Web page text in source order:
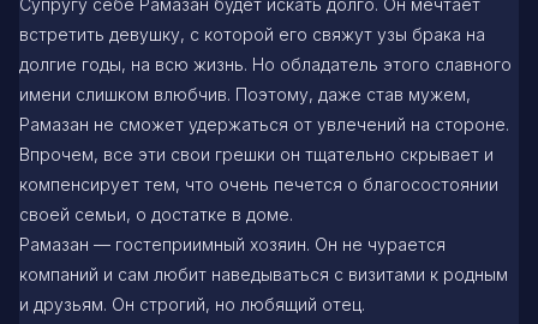
Супругу себе Рамазан будет искать долго. Он мечтает
встретить девушку, с которой его свяжут узы брака на
долгие годы, на всю жизнь. Но обладатель этого славного
имени слишком влюбчив. Поэтому, даже став мужем,
Рамазан не сможет удержаться от увлечений на стороне.
Впрочем, все эти свои грешки он тщательно скрывает и
компенсирует тем, что очень печется о благосостоянии
своей семьи, о достатке в доме.
Рамазан — гостеприимный хозяин. Он не чурается
компаний и сам любит наведываться с визитами к родным
и друзьям. Он строгий, но любящий отец.